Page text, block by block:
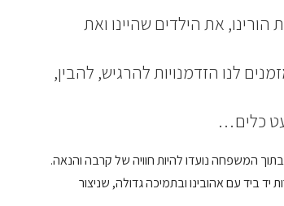
את הילדים שהיינו ואת
לנו הזדמנויות להרגיש, להבין,
כלים…
המשפחה נועדו להיות חוויה של קרבה והנאה.
ביד עם אהובינו ובתמיכה גדולה, שניצור